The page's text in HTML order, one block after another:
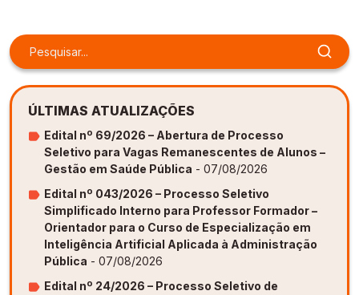
ÚLTIMAS ATUALIZAÇÕES
Edital nº 69/2026 – Abertura de Processo
Seletivo para Vagas Remanescentes de Alunos –
Gestão em Saúde Pública - 07/08/2026
Edital nº 043/2026 – Processo Seletivo
Simplificado Interno para Professor Formador –
Orientador para o Curso de Especialização em
Inteligência Artificial Aplicada à Administração
Pública - 07/08/2026
Edital nº 24/2026 – Processo Seletivo de
Especialização em Gestão de Ambientes de
Aprendizagem [PDE]
Docência na Educação Infantil [DINF]
Gestão Escolar [GESC]
Especialização em Gestão de Ambientes de
Aprendizagem [PDE]
Docência na Educação Infantil [DINF]
Gestão Escolar [GESC]
Especialização em Gestão de Ambientes de
Aprendizagem [PDE]
Docência na Educação Infantil [DINF]
Gestão Escolar [GESC]
Especialização em Gestão de Ambientes de
Aprendizagem [PDE]
Docência na Educação Infantil [DINF]
Gestão Escolar [GESC]
Especialização em Gestão de Ambientes de
Aprendizagem [PDE]
Docência na Educação Infantil [DINF]
Gestão Escolar [GESC]